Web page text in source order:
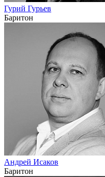
Гурий Гурьев
Баритон
Андрей Исаков
Баритон